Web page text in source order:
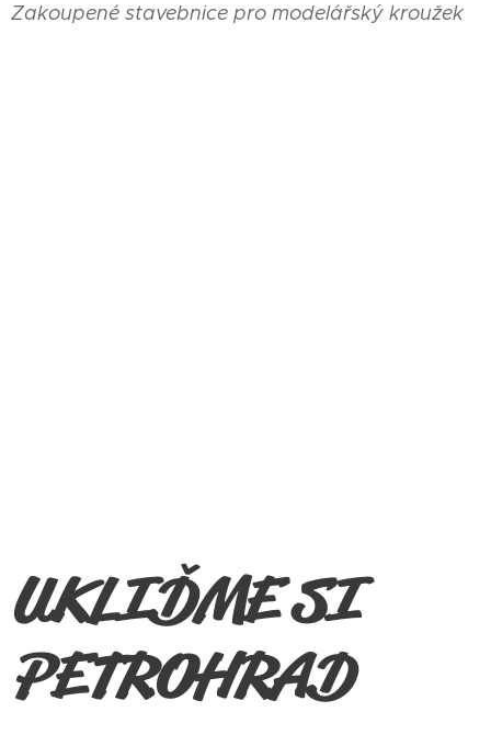
Zakoupené stavebnice pro modelářský kroužek
UKLIĎME SI
PETROHRAD